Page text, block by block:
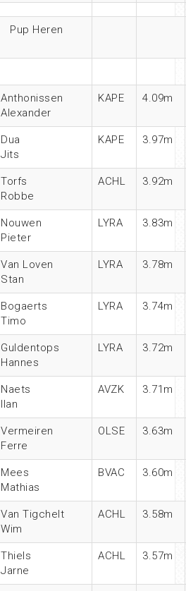
Pup Heren
Anthonissen
Alexander
KAPE 4.09m
Dua
Jits
KAPE 3.97m
Torfs
Robbe
ACHL 3.92m
Nouwen
Pieter
LYRA 3.83m
Van Loven
Stan
LYRA 3.78m
Bogaerts
Timo
LYRA 3.74m
Guldentops
Hannes
LYRA 3.72m
Naets
Ilan
AVZK 3.71m
Vermeiren
Ferre
OLSE 3.63m
Mees
Mathias
BVAC 3.60m
Van Tigchelt
Wim
ACHL 3.58m
Thiels
Jarne
ACHL 3.57m